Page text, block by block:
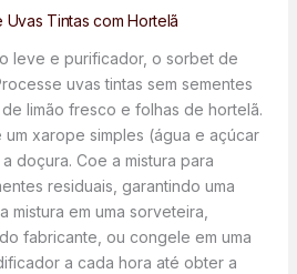
Tintas com Hortelã
leve e purificador, o sorbet de
uvas tintas sem sementes
limão fresco e folhas de hortelã.
xarope simples (água e açúcar
doçura. Coe a mistura para
residuais, garantindo uma
mistura em uma sorveteira,
fabricante, ou congele em uma
a cada hora até obter a